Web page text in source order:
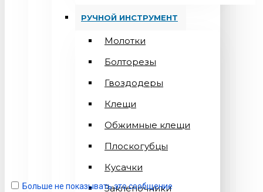
РУЧНОЙ ИНСТРУМЕНТ
Молотки
Болторезы
Гвоздодеры
Клещи
Обжимные клещи
Плоскогубцы
Кусачки
Заклепочники
Больше не показывать это сообщение